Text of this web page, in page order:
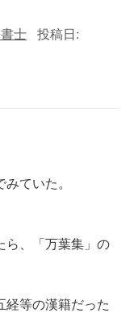
士 投稿日:
ていた。
ら、「万葉集」の
経等の漢籍だった